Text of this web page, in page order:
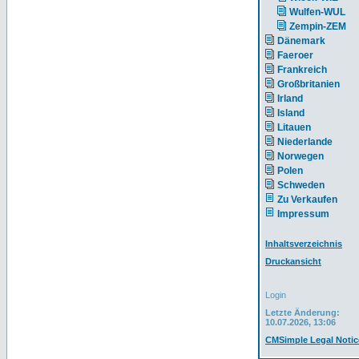
Wulfen-WUL
Zempin-ZEM
Dänemark
Faeroer
Frankreich
Großbritanien
Irland
Island
Litauen
Niederlande
Norwegen
Polen
Schweden
Zu Verkaufen
Impressum
Inhaltsverzeichnis
Druckansicht
Login
Letzte Änderung:
10.07.2026, 13:06
CMSimple Legal